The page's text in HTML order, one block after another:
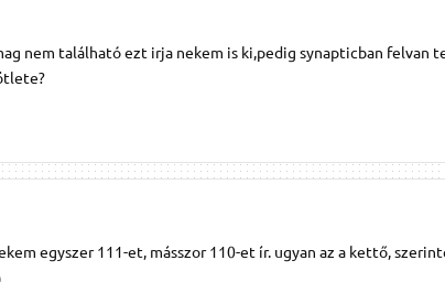
nem található ezt irja nekem is ki,pedig synapticban felvan
egyszer 111-et, másszor 110-et ír. ugyan az a kettő,